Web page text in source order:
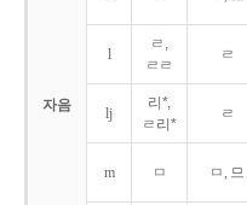
자음
l
ㄹ,
ㄹㄹ
ㄹ
lj
리*,
ㄹ리*
ㄹ
m ㅁ ㅁ, 므